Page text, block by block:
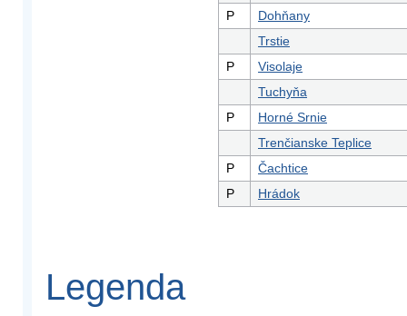
P
Dohňany
Trstie
P
Visolaje
Tuchyňa
P
Horné Srnie
Trenčianske Teplice
P
Čachtice
P
Hrádok
Legenda